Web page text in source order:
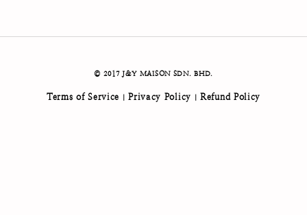
© 2017 J&Y MAISON SDN. BHD.
Terms of Service Privacy Policy Refund Policy